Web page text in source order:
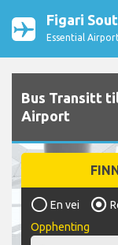
Figari
Essential
Bus Transitt
Airport
En vei
Opphenting